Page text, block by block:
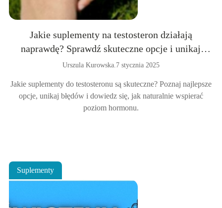
Jakie suplementy na testosteron działają
naprawdę? Sprawdź skuteczne opcje i unikaj
błędów
Urszula Kurowska.7 stycznia 2025
Jakie suplementy do testosteronu są skuteczne? Poznaj najlepsze
opcje, unikaj błędów i dowiedz się, jak naturalnie wspierać
poziom hormonu.
Suplementy